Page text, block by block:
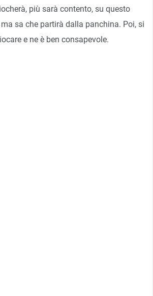
più sarà contento, su questo
sa che partirà dalla panchina. Poi, si
e ne è ben consapevole.